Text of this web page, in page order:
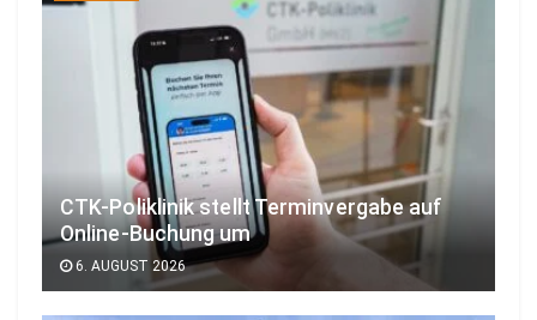
CTK-Poliklinik stellt Terminvergabe auf
Online-Buchung um
6. AUGUST 2026